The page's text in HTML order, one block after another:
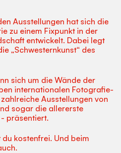
Ausstellungen hat sich die
zu einem Fixpunkt in der
entwickelt. Dabei legt
„Schwesternkunst“ des
sich um die Wände der
internationalen Fotografie-
Ausstellungen von
sogar die allererste
präsentiert.
kostenfrei. Und beim